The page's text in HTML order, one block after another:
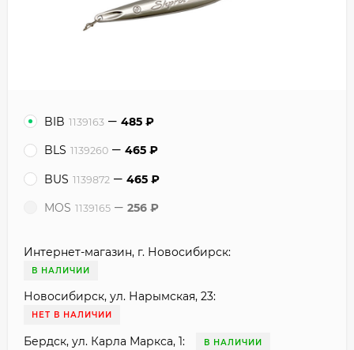
BIB 1139163 485 ₽
BLS 1139260 465 ₽
BUS 1139872 465 ₽
MOS 1139165 256 ₽
Интернет-магазин, г. Новосибирск:
В НАЛИЧИИ
Новосибирск, ул. Нарымская, 23:
НЕТ В НАЛИЧИИ
Бердск, ул. Карла Маркса, 1: В НАЛИЧИИ